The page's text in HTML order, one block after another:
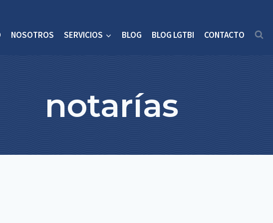
NOSOTROS SERVICIOS BLOG BLOG LGTBI CONTACTO
notarías